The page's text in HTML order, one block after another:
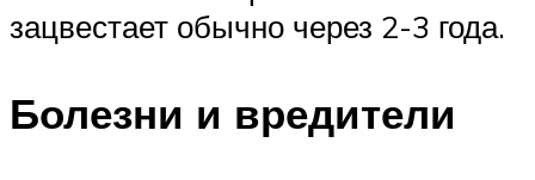
зацвестает обычно через 2-3 года.
Болезни и вредители